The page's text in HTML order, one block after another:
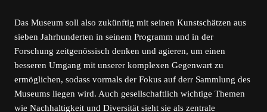
Das Museum soll also zukünftig mit seinen Kunstschätzen aus
sieben Jahrhunderten in seinem Programm und in der
Forschung zeitgenössisch denken und agieren, um einen
besseren Umgang mit unserer komplexen Gegenwart zu
ermöglichen, sodass vormals der Fokus auf derr Sammlung des
Museums liegen wird. Auch gesellschaftlich wichtige Themen
wie Nachhaltigkeit und Diversität sieht sie als zentrale